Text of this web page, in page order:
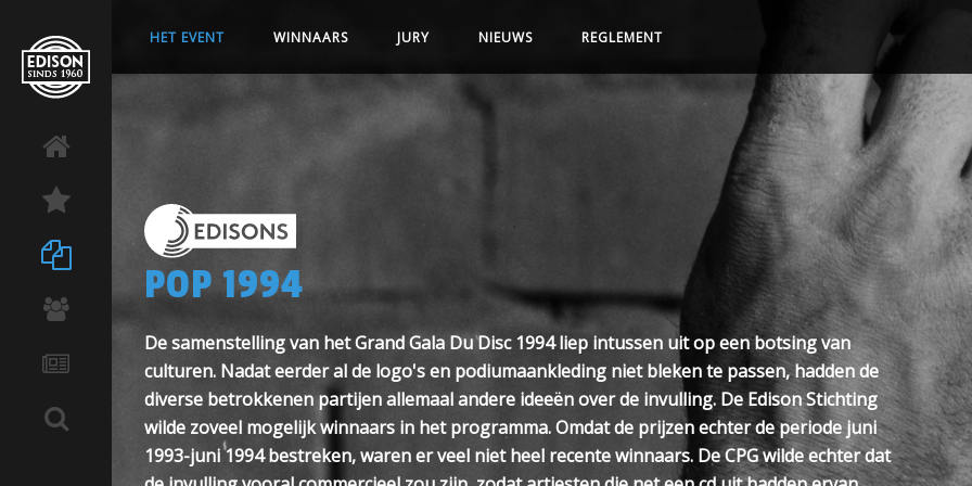
HET EVENT WINNAARS JURY NIEUWS REGLEMENT
POP 1994
De samenstelling van het Grand Gala Du Disc 1994 liep intussen uit op een botsing van
culturen. Nadat eerder al de logo's en podiumaankleding niet bleken te passen, hadden de
diverse betrokkenen partijen allemaal andere ideeën over de invulling. De Edison Stichting
wilde zoveel mogelijk winnaars in het programma. Omdat de prijzen echter de periode juni
1993-juni 1994 bestreken, waren er veel niet heel recente winnaars. De CPG wilde echter dat